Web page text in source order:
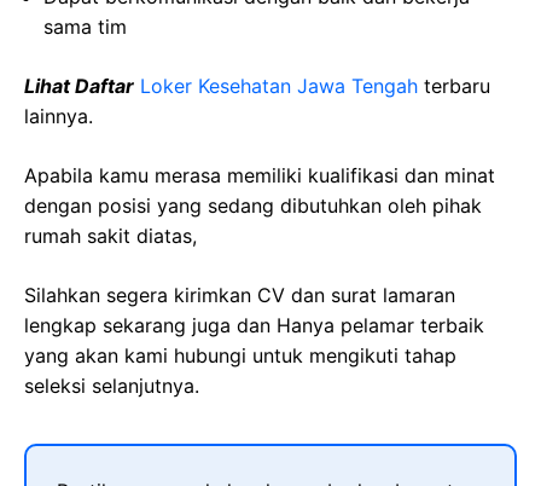
sama tim
Lihat Daftar Loker Kesehatan Jawa Tengah terbaru
lainnya.
Apabila kamu merasa memiliki kualifikasi dan minat
dengan posisi yang sedang dibutuhkan oleh pihak
rumah sakit diatas,
Silahkan segera kirimkan CV dan surat lamaran
lengkap sekarang juga dan Hanya pelamar terbaik
yang akan kami hubungi untuk mengikuti tahap
seleksi selanjutnya.